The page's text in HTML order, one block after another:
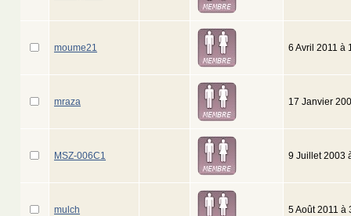
moume21 6 Avril 2011 à
mraza 17 Janvier
MSZ-006C1 9 Juillet 2003
mulch 5 Août 2011 à